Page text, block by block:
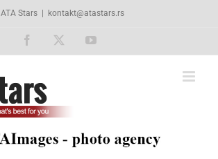
ATA Stars kontakt@atastars.rs
Facebook YouTube